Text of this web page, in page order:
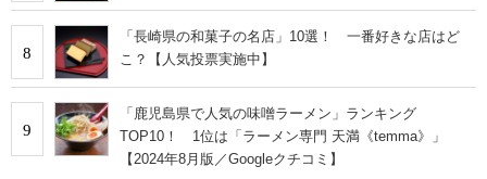
8
「長崎県の和菓子の名店」10選！ 一番好きな店はど
こ？【人気投票実施中】
9
「鹿児島県で人気の味噌ラーメン」ランキング
TOP10！ 1位は「ラーメン専門 天満《temma》」
【2024年8月版／Googleクチコミ】